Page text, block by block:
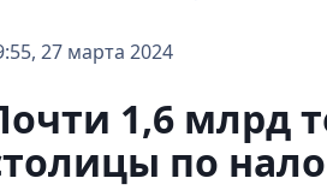
27 марта 2024
1,6 млрд
по